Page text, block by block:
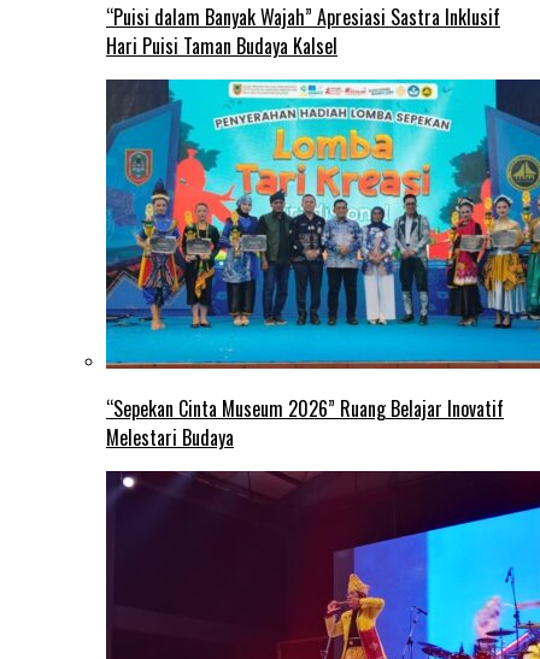
“Puisi dalam Banyak Wajah” Apresiasi Sastra Inklusif
Hari Puisi Taman Budaya Kalsel
“Sepekan Cinta Museum 2026” Ruang Belajar Inovatif
Melestari Budaya